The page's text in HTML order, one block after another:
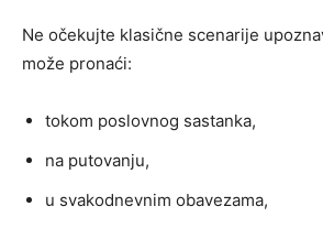
Ne očekujte klasične scenarije
može pronaći:
tokom poslovnog sastanka,
na putovanju,
u svakodnevnim obavezama,